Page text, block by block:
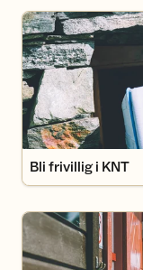
Bli frivillig i KNT
Bli frivillig i KNT
Bli medlem